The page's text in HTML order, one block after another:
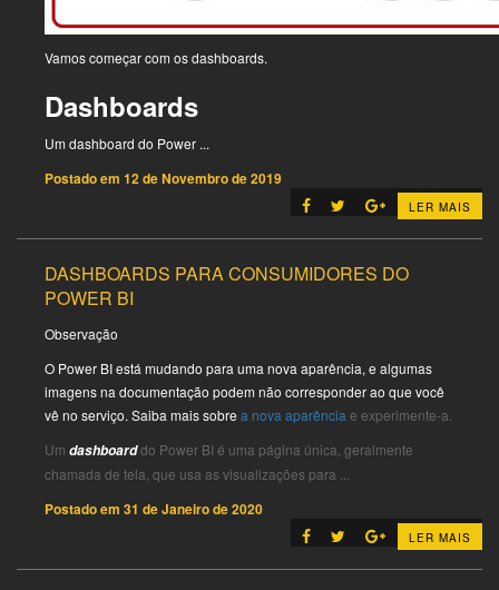
LER MAIS
Vamos começar com os dashboards.
Dashboards
Um dashboard do Power ...
Postado em 12 de Novembro de 2019
LER MAIS
DASHBOARDS PARA CONSUMIDORES DO
POWER BI
Observação
O Power BI está mudando para uma nova aparência, e algumas
imagens na documentação podem não corresponder ao que você
vê no serviço. Saiba mais sobre a nova aparência e experimente-a.
Um dashboarddo Power BI é uma página única, geralmente
chamada de tela, que usa as visualizações para ...
Postado em 31 de Janeiro de 2020